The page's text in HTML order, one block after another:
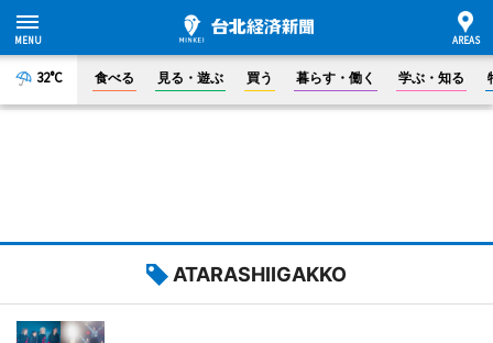
32°C 食べる 見る・遊ぶ 買う 暮らす・働く 学ぶ・知る
ATARASHIIGAKKO